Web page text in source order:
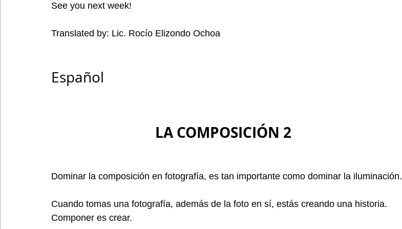
See you next week!
Translated by: Lic. Rocío Elizondo Ochoa
Español
LA COMPOSICIÓN 2
Dominar la composición en fotografía, es tan importante como dominar la iluminación.
Cuando tomas una fotografía, además de la foto en sí, estás creando una historia.
Componer es crear.